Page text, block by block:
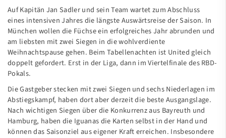
Auf Kapitän Jan Sadler und sein Team wartet zum Abschluss
eines intensiven Jahres die längste Auswärtsreise der Saison. In
München wollen die Füchse ein erfolgreiches Jahr abrunden und
am liebsten mit zwei Siegen in die wohlverdiente
Weihnachtspause gehen. Beim Tabellenachten ist United gleich
doppelt gefordert. Erst in der Liga, dann im Viertelfinale des RBD-
Pokals.
Die Gastgeber stecken mit zwei Siegen und sechs Niederlagen im
Abstiegskampf, haben dort aber derzeit die beste Ausgangslage.
Nach wichtigen Siegen über die Konkurrenz aus Bayreuth und
Hamburg, haben die Iguanas die Karten selbst in der Hand und
können das Saisonziel aus eigener Kraft erreichen. Insbesondere